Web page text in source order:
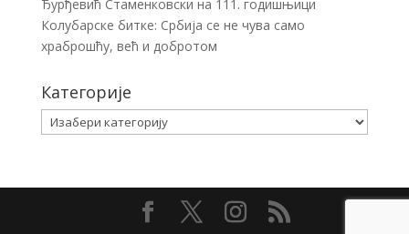
Ђурђевић Стаменковски на 111. годишњици
Колубарске битке: Србија се не чува само
храброшћу, већ и добротом
Категорије
Категорије